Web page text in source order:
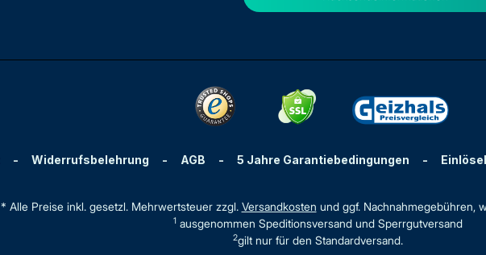
- Widerrufsbelehrung - AGB - 5 Jahre Garantiebedingungen -
* Alle Preise inkl. gesetzl. Mehrwertsteuer zzgl. Versandkosten und ggf. Nachnahmegebühren,
1ausgenommen Speditionsversand und Sperrgutversand
2gilt nur für den Standardversand.